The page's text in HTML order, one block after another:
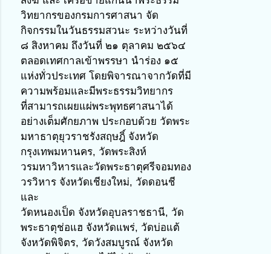
วิทยากรของกรมการศาสนา จัด
กิจกรรมในวันธรรมสวนะ ระหว่างวันที่
๘ สิงหาคม ถึงวันที่ ๒๑ ตุลาคม ๒๕๖๔
ตลอดเทศกาลเข้าพรรษา นำร่อง ๑๕
แห่งทั่วประเทศ โดยพิจารณาจากวัดที่มี
ความพร้อมและมีพระธรรมวิทยากร
ที่สามารถเผยแผ่พระพุทธศาสนาได้
อย่างเต็มศักยภาพ ประกอบด้วย วัดพระ
มหาธาตุยุวราชรังสฤษฎิ์ จังหวัด
กรุงเทพมหานคร, วัดพระสิงห์
วรมหาวิหารและวัดพระธาตุศรีจอมทอง
วรวิหาร จังหวัดเชียงใหม่, วัดดอนชี
และ
วัดหนองเป็ด จังหวัดอุบลราชธานี, วัด
พระธาตุช่อแฮ จังหวัดแพร่, วัดบ่อแต้
จังหวัดพิจิตร, วัดวังสมบูรณ์ จังหวัด